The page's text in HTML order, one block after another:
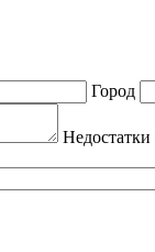
Город
Недостатки